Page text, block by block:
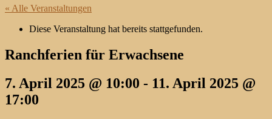
« Alle Veranstaltungen
Diese Veranstaltung hat bereits stattgefunden.
Ranchferien für Erwachsene
7. April 2025 @ 10:00 - 11. April 2025 @
17:00